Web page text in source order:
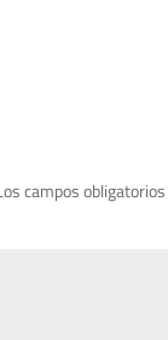
campos obligatorios